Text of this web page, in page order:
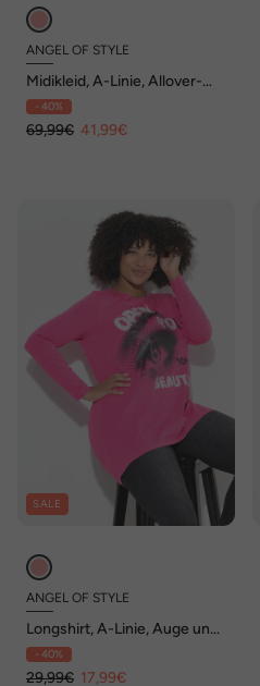
ANGEL OF STYLE
Midikleid, A-Linie, Allover-
Print, elastische Taille
- 40%
69,99€ 41,99€
SALE
ANGEL OF STYLE
Longshirt, A-Linie, Auge und
Schriftzüge
- 40%
29,99€ 17,99€